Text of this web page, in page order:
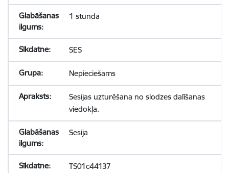
1 stunda
SES
Nepieciešams
Sesijas uzturēšana no slodzes dalīšanas
viedokļa.
Sesija
TS01c44137